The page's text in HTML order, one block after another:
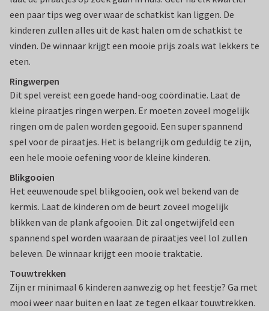
een paar tips weg over waar de schatkist kan liggen. De
kinderen zullen alles uit de kast halen om de schatkist te
vinden. De winnaar krijgt een mooie prijs zoals wat lekkers te
eten.
Ringwerpen
Dit spel vereist een goede hand-oog coördinatie. Laat de
kleine piraatjes ringen werpen. Er moeten zoveel mogelijk
ringen om de palen worden gegooid. Een super spannend
spel voor de piraatjes. Het is belangrijk om geduldig te zijn,
een hele mooie oefening voor de kleine kinderen.
Blikgooien
Het eeuwenoude spel blikgooien, ook wel bekend van de
kermis. Laat de kinderen om de beurt zoveel mogelijk
blikken van de plank afgooien. Dit zal ongetwijfeld een
spannend spel worden waaraan de piraatjes veel lol zullen
beleven. De winnaar krijgt een mooie traktatie.
Touwtrekken
Zijn er minimaal 6 kinderen aanwezig op het feestje? Ga met
mooi weer naar buiten en laat ze tegen elkaar touwtrekken.